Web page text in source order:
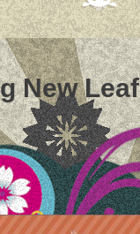
New Leaf